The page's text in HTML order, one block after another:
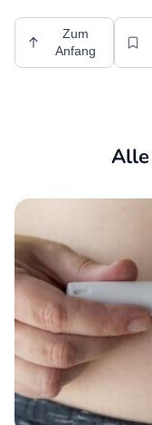
Zum
Anfang
Alle